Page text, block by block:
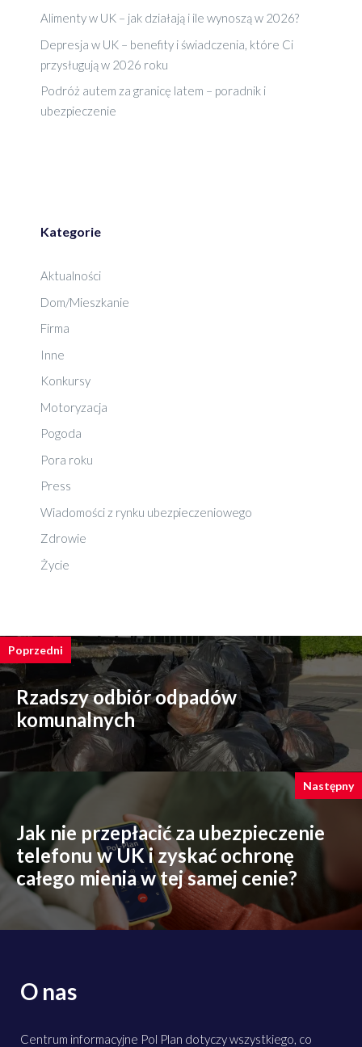
Alimenty w UK – jak działają i ile wynoszą w 2026?
Depresja w UK – benefity i świadczenia, które Ci
przysługują w 2026 roku
Podróż autem za granicę latem – poradnik i
ubezpieczenie
Kategorie
Aktualności
Dom/Mieszkanie
Firma
Inne
Konkursy
Motoryzacja
Pogoda
Pora roku
Press
Wiadomości z rynku ubezpieczeniowego
Zdrowie
Życie
Poprzedni
Rzadszy odbiór odpadów
komunalnych
Następny
Jak nie przepłacić za ubezpieczenie
telefonu w UK i zyskać ochronę
całego mienia w tej samej cenie?
O nas
Centrum informacyjne Pol Plan dotyczy wszystkiego, co